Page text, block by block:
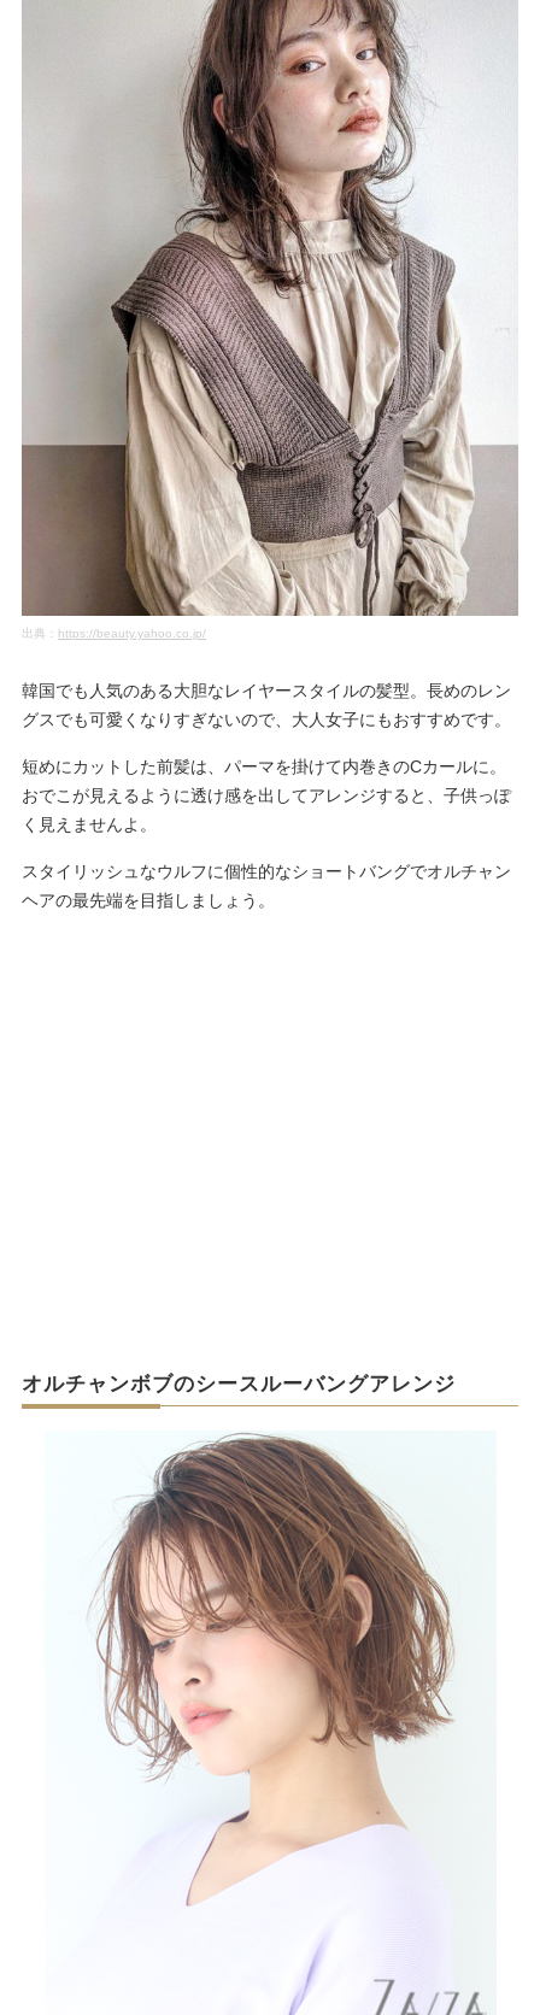
出典： https://beauty.yahoo.co.jp/
韓国でも人気のある大胆なレイヤースタイルの髪型。長めのレン
グスでも可愛くなりすぎないので、大人女子にもおすすめです。
短めにカットした前髪は、パーマを掛けて内巻きのCカールに。
おでこが見えるように透け感を出してアレンジすると、子供っぽ
く見えませんよ。
スタイリッシュなウルフに個性的なショートバングでオルチャン
ヘアの最先端を目指しましょう。
オルチャンボブのシースルーバングアレンジ